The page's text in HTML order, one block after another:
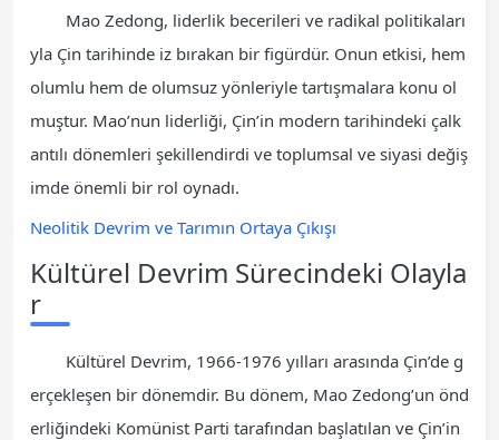
Mao Zedong, liderlik becerileri ve radikal politikaları
yla Çin tarihinde iz bırakan bir figürdür. Onun etkisi, hem
olumlu hem de olumsuz yönleriyle tartışmalara konu ol
muştur. Mao’nun liderliği, Çin’in modern tarihindeki çalk
antılı dönemleri şekillendirdi ve toplumsal ve siyasi değiş
imde önemli bir rol oynadı.
Neolitik Devrim ve Tarımın Ortaya Çıkışı
Kültürel Devrim Sürecindeki Olayla
r
Kültürel Devrim, 1966-1976 yılları arasında Çin’de g
erçekleşen bir dönemdir. Bu dönem, Mao Zedong’un önd
erliğindeki Komünist Parti tarafından başlatılan ve Çin’in